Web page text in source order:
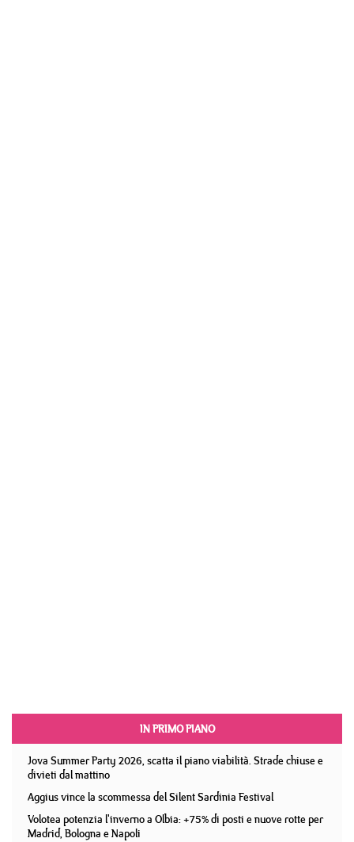
IN PRIMO PIANO
Jova Summer Party 2026, scatta il piano viabilità. Strade chiuse e
divieti dal mattino
Aggius vince la scommessa del Silent Sardinia Festival
Volotea potenzia l'inverno a Olbia: +75% di posti e nuove rotte per
Madrid, Bologna e Napoli